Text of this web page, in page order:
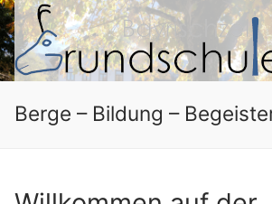
Zum
Inhalt
springen
Suchen nach:
Berge – Bildung –